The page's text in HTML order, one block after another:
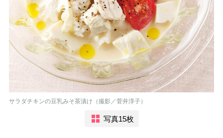
サラダチキンの豆乳みそ茶漬け（撮影／菅井淳子）
写真15枚